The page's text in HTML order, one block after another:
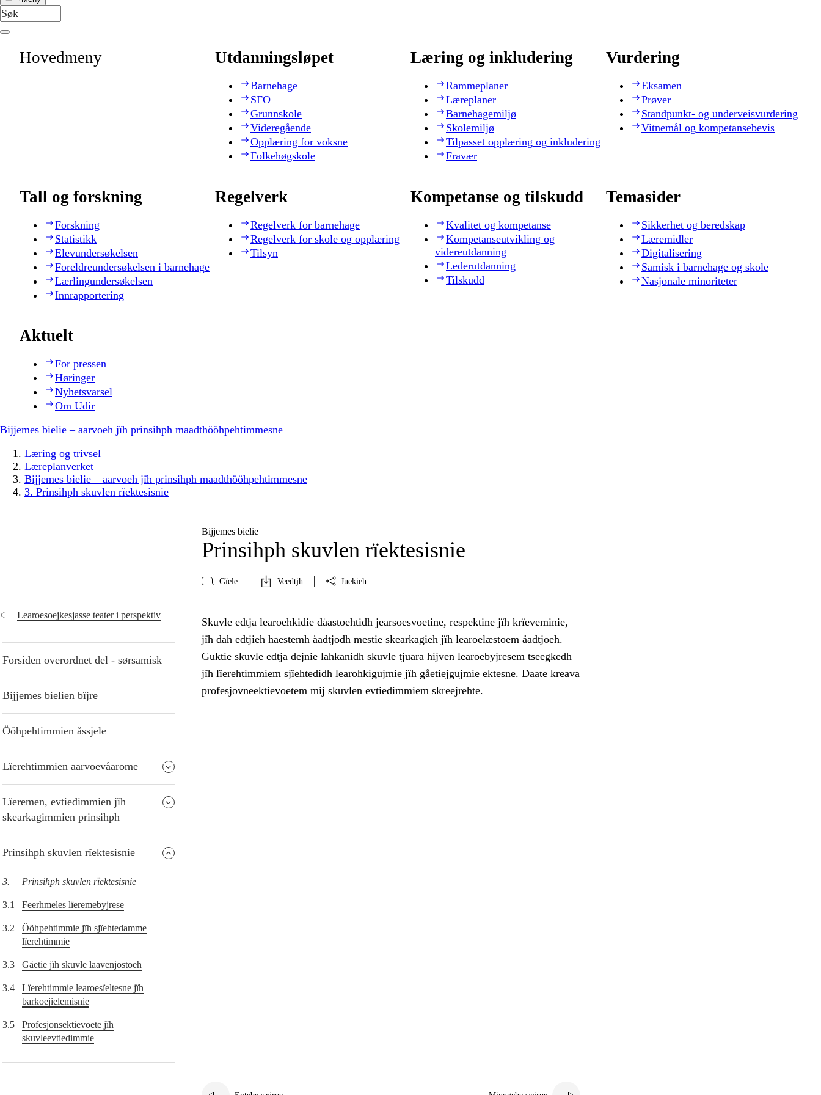
Hovedmeny Utdanningsløpet
Barnehage
SFO
Grunnskole
Videregående
Opplæring for voksne
Folkehøgskole
Læring og inkludering
Rammeplaner
Læreplaner
Barnehagemiljø
Skolemiljø
Tilpasset opplæring og inkludering
Fravær
Vurdering
Eksamen
Prøver
Standpunkt- og underveisvurdering
Vitnemål og kompetansebevis
Tall og forskning
Forskning
Statistikk
Elevundersøkelsen
Foreldreundersøkelsen i barnehage
Lærlingundersøkelsen
Innrapportering
Regelverk
Regelverk for barnehage
Regelverk for skole og opplæring
Tilsyn
Kompetanse og tilskudd
Kvalitet og kompetanse
Kompetanseutvikling og
videreutdanning
Lederutdanning
Tilskudd
Temasider
Sikkerhet og beredskap
Læremidler
Digitalisering
Samisk i barnehage og skole
Nasjonale minoriteter
Aktuelt
For pressen
Høringer
Nyhetsvarsel
Om Udir
Bijjemes bielie – aarvoeh jïh prinsihph maadthööhpehtimmesne
Læring og trivsel
Læreplanverket
Bijjemes bielie – aarvoeh jïh prinsihph maadthööhpehtimmesne
3. Prinsihph skuvlen rïektesisnie
Bijjemes bielie
Prinsihph skuvlen rïektesisnie
Gïele Veedtjh Juekieh
Learoesoejkesjasse teater i perspektiv
Forsiden overordnet del - sørsamisk
Bijjemes bielien bïjre
Ööhpehtimmien åssjele
Lïerehtimmien aarvoevåarome
Lïeremen, evtiedimmien jïh
skearkagimmien prinsihph
Prinsihph skuvlen rïektesisnie
3. Prinsihph skuvlen rïektesisnie
3.1 Feerhmeles lïeremebyjrese
3.2
Ööhpehtimmie jïh sjïehtedamme
lïerehtimmie
3.3 Gåetie jïh skuvle laavenjostoeh
3.4
Lïerehtimmie learoesïeltesne jïh
barkoejielemisnie
3.5
Profesjonsektievoete jïh
skuvleevtiedimmie
Skuvle edtja learoehkidie dåastoehtidh jearsoesvoetine, respektine jïh krïeveminie,
jïh dah edtjieh haestemh åadtjodh mestie skearkagieh jïh learoelæstoem åadtjoeh.
Guktie skuvle edtja dejnie lahkanidh skuvle tjuara hijven learoebyjresem tseegkedh
jïh lïerehtimmiem sjïehtedidh learohkigujmie jïh gåetiejgujmie ektesne. Daate kreava
profesjovneektievoetem mij skuvlen evtiedimmiem skreejrehte.